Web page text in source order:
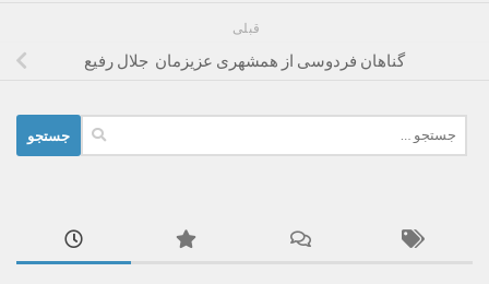
قبلی
گناهان فردوسی از همشهری عزیزمان جلال رفیع
برای: